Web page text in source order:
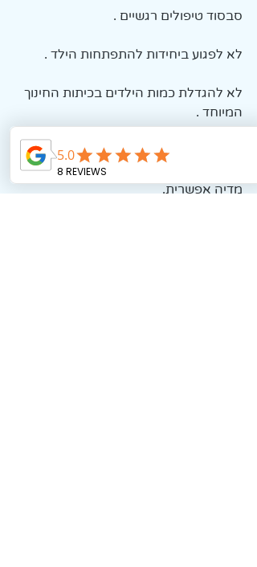
סבסוד טיפולים רגשיים .
לא לפגוע ביחידות להתפתחות הילד .
לא להגדלת כמות הילדים בכיתות החינוך
המיוחד .
אני מבקשת מכם לקחת חלק פעיל.
לחתום על העצומה ולשתף אתה בכל
מדיה אפשרית.